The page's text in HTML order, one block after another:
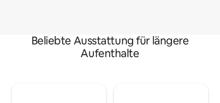
Beliebte Ausstattung für längere
Aufenthalte